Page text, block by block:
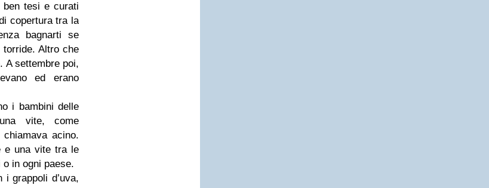
tesi e curati
copertura tra la
bagnarti se
torride. Altro che
A settembre poi,
ed erano
i bambini delle
vite, come
acino.
e una vite tra le
in ogni paese.
grappoli d’uva,